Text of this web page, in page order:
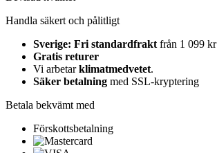
Handla säkert och pålitligt
Sverige: Fri standardfrakt från 1 099 kr
Gratis returer
Vi arbetarklimatmedvetet.
Säker betalning med SSL-kryptering
Betala bekvämt med
Förskottsbetalning